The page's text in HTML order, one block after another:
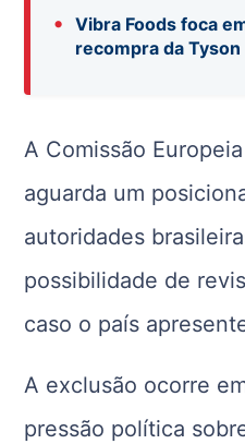
•
Vibra Foods foca
recompra da Tyson
A Comissão
aguarda um
autoridades
possibilidade de
caso o país
A exclusão ocorre
pressão política